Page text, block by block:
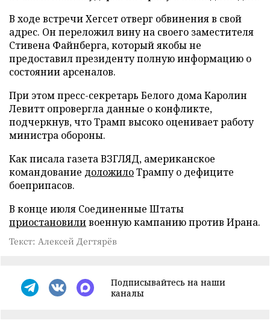
В ходе встречи Хегсет отверг обвинения в свой
адрес. Он переложил вину на своего заместителя
Стивена Файнберга, который якобы не
предоставил президенту полную информацию о
состоянии арсеналов.
При этом пресс-секретарь Белого дома Каролин
Левитт опровергла данные о конфликте,
подчеркнув, что Трамп высоко оценивает работу
министра обороны.
Как писала газета ВЗГЛЯД, американское
командование доложилоТрампу о дефиците
боеприпасов.
В конце июля Соединенные Штаты
приостановиливоенную кампанию против Ирана.
Текст: Алексей Дегтярёв
Подписывайтесь на наши
каналы